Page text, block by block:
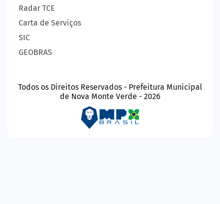
Radar TCE
Carta de Serviços
SIC
GEOBRAS
Todos os Direitos Reservados - Prefeitura Municipal
de Nova Monte Verde - 2026